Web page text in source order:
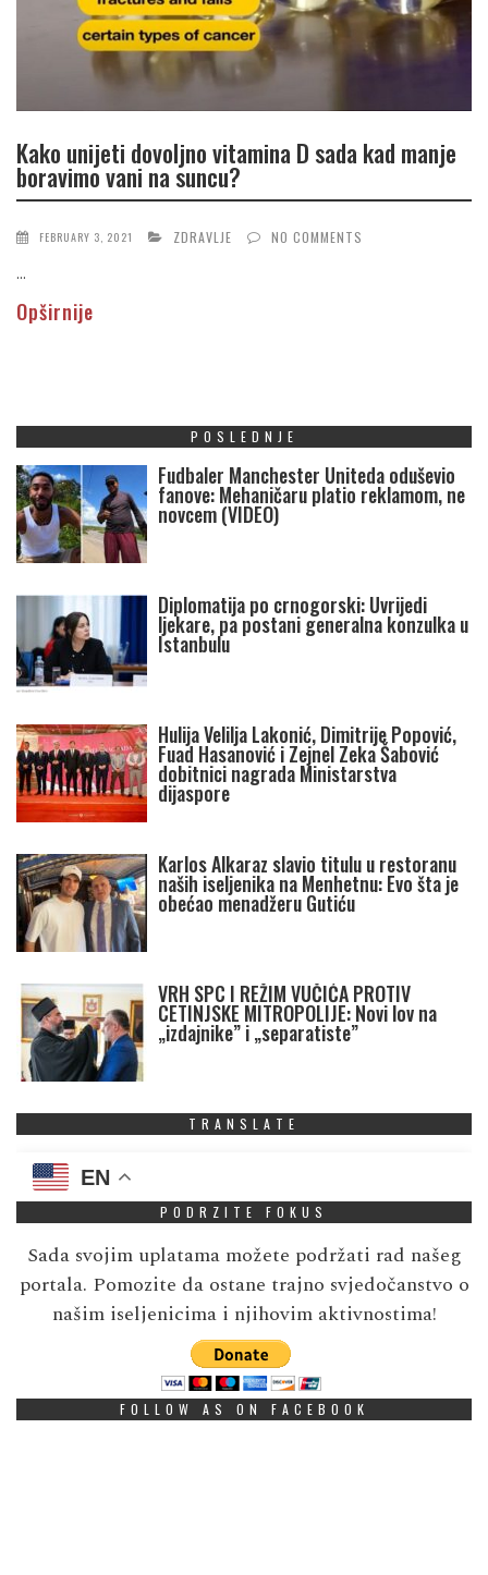
Kako unijeti dovoljno vitamina D sada kad manje
boravimo vani na suncu?
FEBRUARY 3, 2021 ZDRAVLJE NO COMMENTS
...
Opširnije
POSLEDNJE
Fudbaler Manchester Uniteda oduševio
fanove: Mehaničaru platio reklamom, ne
novcem (VIDEO)
Diplomatija po crnogorski: Uvrijedi
ljekare, pa postani generalna konzulka u
Istanbulu
Hulija Velilja Lakonić, Dimitrije Popović,
Fuad Hasanović i Zejnel Zeka Šabović
dobitnici nagrada Ministarstva
dijaspore
Karlos Alkaraz slavio titulu u restoranu
naših iseljenika na Menhetnu: Evo šta je
obećao menadžeru Gutiću
VRH SPC I REŽIM VUČIĆA PROTIV
CETINJSKE MITROPOLIJE: Novi lov na
„izdajnike” i „separatiste”
TRANSLATE
EN
PODRZITE FOKUS
Sada svojim uplatama možete podržati rad našeg
portala. Pomozite da ostane trajno svjedočanstvo o
našim iseljenicima i njihovim aktivnostima!
FOLLOW AS ON FACEBOOK